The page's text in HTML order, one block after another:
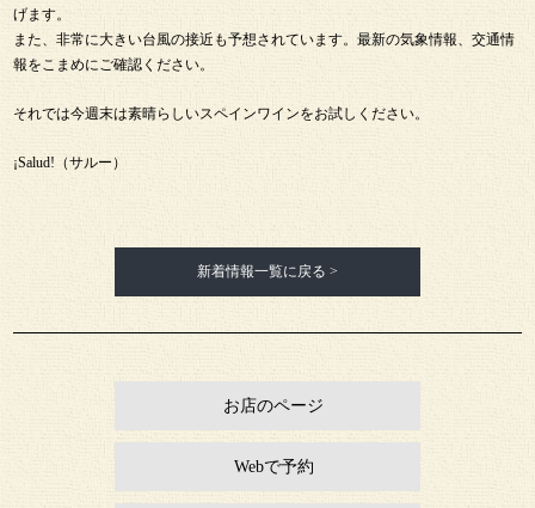
げます。
また、非常に大きい台風の接近も予想されています。最新の気象情報、交通情
報をこまめにご確認ください。
それでは今週末は素晴らしいスペインワインをお試しください。
¡Salud!（サルー）
新着情報一覧に戻る >
お店のページ
Webで予約